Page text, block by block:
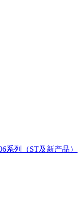
系列（ST及新产品）